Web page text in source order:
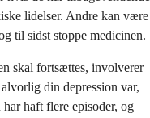
lidelser. Andre kan være
til sidst stoppe medicinen.
skal fortsættes, involverer
din depression var,
haft flere episoder, og